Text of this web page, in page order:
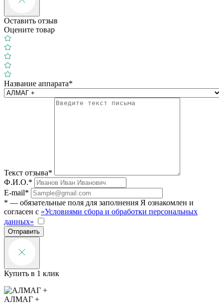
Оставить отзыв
Оцените товар
Название аппарата*
Текст отзыва*
Ф.И.О.*
E-mail*
* — обязательные поля для заполнения Я ознакомлен и
согласен с «Условиями сбора и обработки персональных
данных»
Отправить
Купить в 1 клик
АЛМАГ +